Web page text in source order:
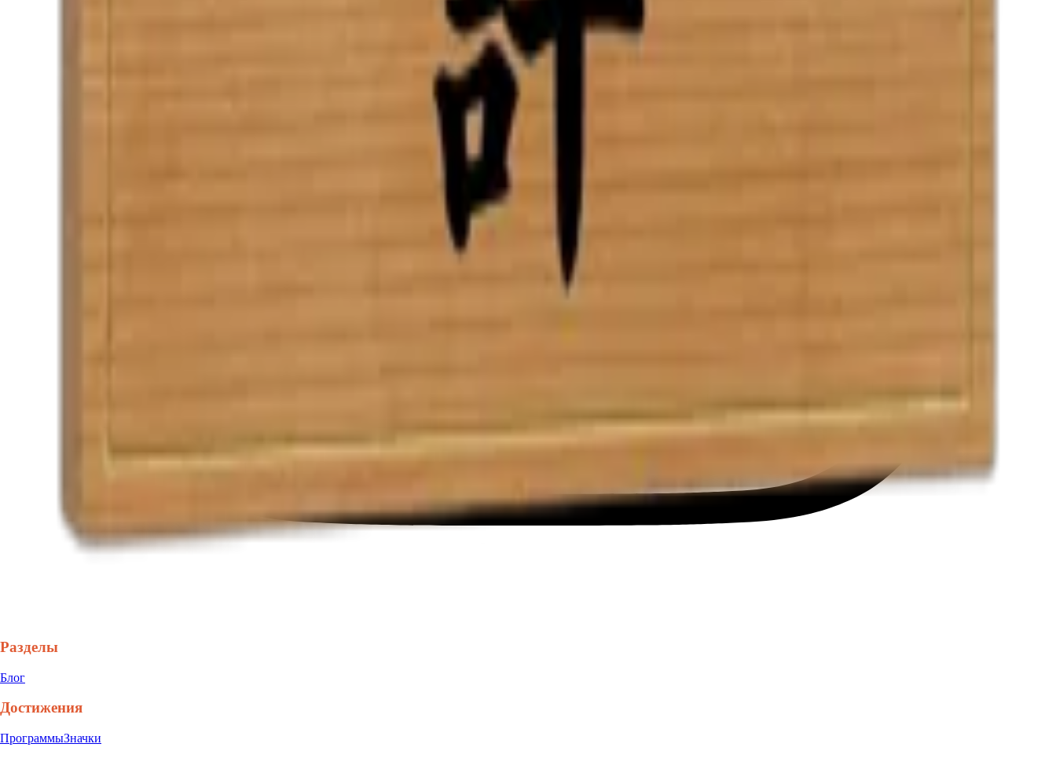
Разделы
Блог
Достижения
ПрограммыЗначки